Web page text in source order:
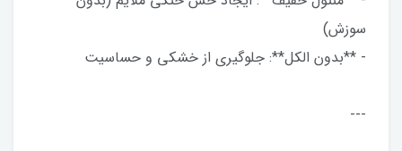
سوزش)
- **بدون الکل**: جلوگیری از خشکی و حساسیت
---